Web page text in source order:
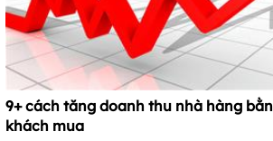
9+ cách tăng doanh thu nhà hàng
khách mua